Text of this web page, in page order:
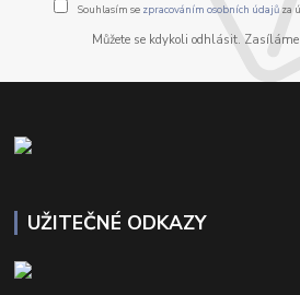
Souhlasím se zpracováním osobních údajůza
Můžete se kdykoli odhlásit.
UŽITEČNÉ ODKAZY